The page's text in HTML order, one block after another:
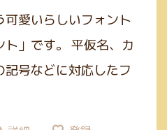
可愛いらしいフォント
ト」です。 平仮名、カ
号などに対応したフ